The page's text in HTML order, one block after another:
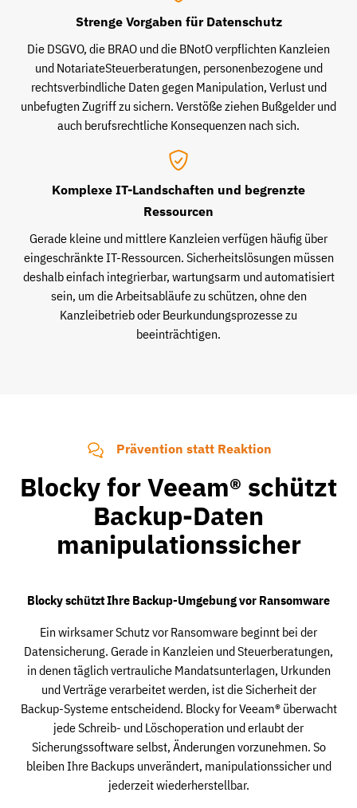
Strenge Vorgaben für Datenschutz
Die DSGVO, die BRAO und die BNotO verpflichten Kanzleien
und NotariateSteuerberatungen, personenbezogene und
rechtsverbindliche Daten gegen Manipulation, Verlust und
unbefugten Zugriff zu sichern. Verstöße ziehen Bußgelder und
auch berufsrechtliche Konsequenzen nach sich.
Komplexe IT-Landschaften und begrenzte
Ressourcen
Gerade kleine und mittlere Kanzleien verfügen häufig über
eingeschränkte IT-Ressourcen. Sicherheitslösungen müssen
deshalb einfach integrierbar, wartungsarm und automatisiert
sein, um die Arbeitsabläufe zu schützen, ohne den
Kanzleibetrieb oder Beurkundungsprozesse zu
beeinträchtigen.
Prävention statt Reaktion
Blocky for Veeam® schützt
Backup-Daten
manipulationssicher
Blocky schützt Ihre Backup-Umgebung vor Ransomware
Ein wirksamer Schutz vor Ransomware beginnt bei der
Datensicherung. Gerade in Kanzleien und Steuerberatungen,
in denen täglich vertrauliche Mandatsunterlagen, Urkunden
und Verträge verarbeitet werden, ist die Sicherheit der
Backup-Systeme entscheidend. Blocky for Veeam® überwacht
jede Schreib- und Löschoperation und erlaubt der
Sicherungssoftware selbst, Änderungen vorzunehmen. So
bleiben Ihre Backups unverändert, manipulationssicher und
jederzeit wiederherstellbar.